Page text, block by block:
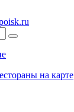
на карте